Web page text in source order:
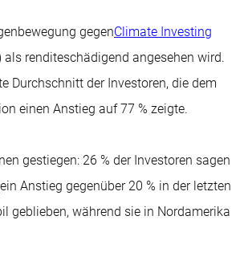
gegenClimate Investing
renditeschädigend angesehen wird.
Durchschnitt der Investoren, die dem
einen Anstieg auf 77 % zeigte.
gestiegen: 26 % der Investoren sagen
Anstieg gegenüber 20 % in der letzten
geblieben, während sie in Nordamerika